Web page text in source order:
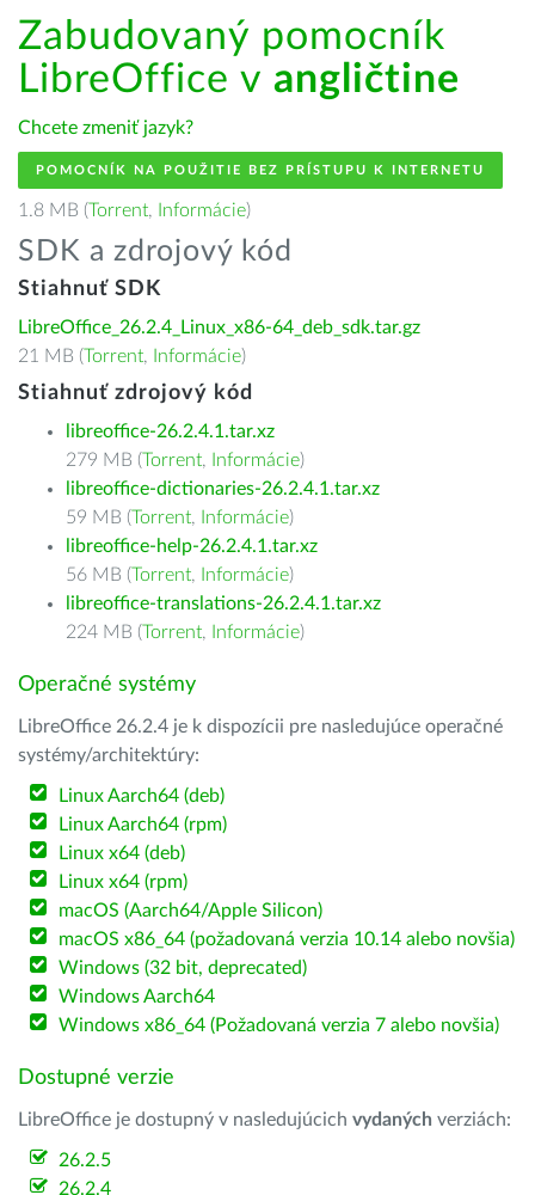
Zabudovaný pomocník
LibreOffice v angličtine
Chcete zmeniť jazyk?
POMOCNÍK NA POUŽITIE BEZ PRÍSTUPU K INTERNETU
1.8 MB (Torrent, Informácie)
SDK a zdrojový kód
Stiahnuť SDK
LibreOffice_26.2.4_Linux_x86-64_deb_sdk.tar.gz
21 MB (Torrent, Informácie)
Stiahnuť zdrojový kód
libreoffice-26.2.4.1.tar.xz
279 MB (Torrent, Informácie)
libreoffice-dictionaries-26.2.4.1.tar.xz
59 MB (Torrent, Informácie)
libreoffice-help-26.2.4.1.tar.xz
56 MB (Torrent, Informácie)
libreoffice-translations-26.2.4.1.tar.xz
224 MB (Torrent, Informácie)
Operačné systémy
LibreOffice 26.2.4 je k dispozícii pre nasledujúce operačné
systémy/architektúry:
Linux Aarch64 (deb)
Linux Aarch64 (rpm)
Linux x64 (deb)
Linux x64 (rpm)
macOS (Aarch64/Apple Silicon)
macOS x86_64 (požadovaná verzia 10.14 alebo novšia)
Windows (32 bit, deprecated)
Windows Aarch64
Windows x86_64 (Požadovaná verzia 7 alebo novšia)
Dostupné verzie
LibreOffice je dostupný v nasledujúcich vydaných verziách:
26.2.5
26.2.4